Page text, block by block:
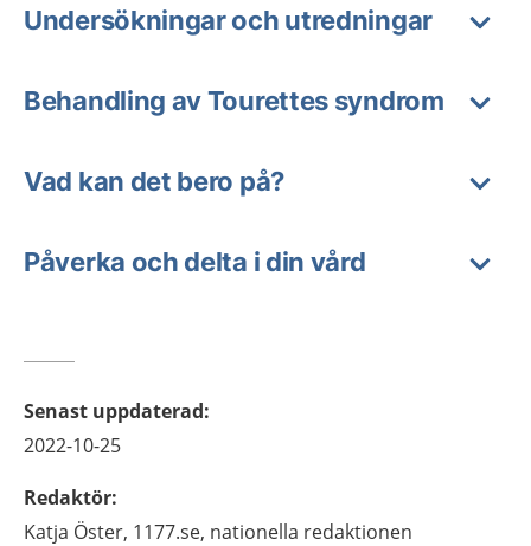
Undersökningar och utredningar
Behandling av Tourettes syndrom
Vad kan det bero på?
Påverka och delta i din vård
Senast uppdaterad:
2022-10-25
Redaktör:
Katja Öster, 1177.se, nationella redaktionen